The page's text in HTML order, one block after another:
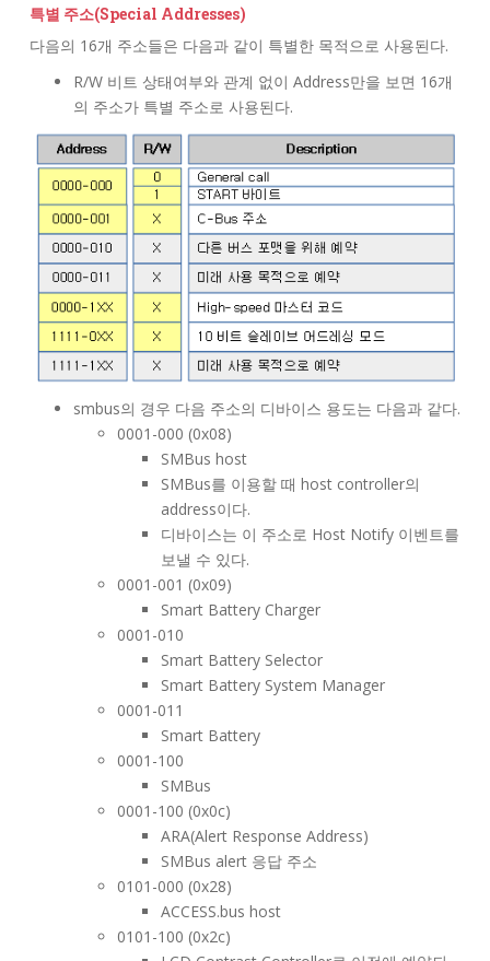
특별 주소(Special Addresses)
다음의 16개 주소들은 다음과 같이 특별한 목적으로 사용된다.
R/W 비트 상태여부와 관계 없이 Address만을 보면 16개
의 주소가 특별 주소로 사용된다.
smbus의 경우 다음 주소의 디바이스 용도는 다음과 같다.
0001-000 (0x08)
SMBus host
SMBus를 이용할 때 host controller의
address이다.
디바이스는 이 주소로 Host Notify 이벤트를
보낼 수 있다.
0001-001 (0x09)
Smart Battery Charger
0001-010
Smart Battery Selector
Smart Battery System Manager
0001-011
Smart Battery
0001-100
SMBus
0001-100 (0x0c)
ARA(Alert Response Address)
SMBus alert 응답 주소
0101-000 (0x28)
ACCESS.bus host
0101-100 (0x2c)